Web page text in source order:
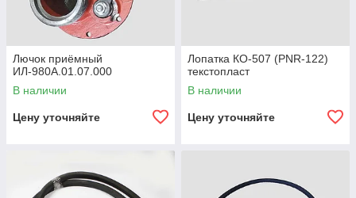
Лючок приёмный
ИЛ-980А.01.07.000
В наличии
Цену уточняйте
Лопатка КО-507 (PNR-122)
текстопласт
В наличии
Цену уточняйте